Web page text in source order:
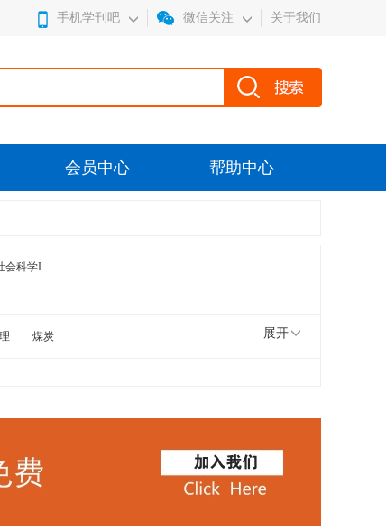
手机学刊吧 微信关注 关于我们
会员中心 帮助中心
会科学I
煤炭
展开